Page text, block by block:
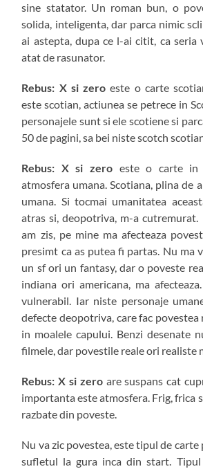
sine statator. Un roman bun, o
solida, inteligenta, dar parca nimic
ai astepta, dupa ce l-ai citit, ca seria
atat de rasunator.
Rebus: X si zeroeste o carte
este scotian, actiunea se petrece in
personajele sunt si ele scotiene si
50 de pagini, sa bei niste scotch
Rebus: X si zero este o carte in
atmosfera umana. Scotiana, plina de
umana. Si tocmai umanitatea
atras si, deopotriva, m-a cutremurat.
am zis, pe mine ma afecteaza
presimt ca as putea fi partas. Nu ma
un sf ori un fantasy, dar o poveste
indiana ori americana, ma
vulnerabil. Iar niste personaje
defecte deopotriva, care fac povestea
in moalele capului. Benzi desenate
filmele, dar povestile reale ori realiste
Rebus: X si zero are suspans cat
importanta este atmosfera. Frig, frica
razbate din poveste.
Nu va zic povestea, este tipul de carte
sufletul la gura inca din start.